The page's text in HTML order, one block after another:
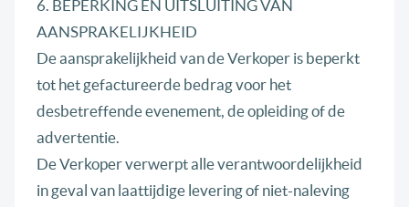
6. BEPERKING EN UITSLUITING VAN
AANSPRAKELIJKHEID
De aansprakelijkheid van de Verkoper is beperkt
tot het gefactureerde bedrag voor het
desbetreffende evenement, de opleiding of de
advertentie.
De Verkoper verwerpt alle verantwoordelijkheid
in geval van laattijdige levering of niet-naleving